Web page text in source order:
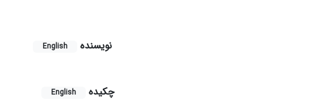
نویسنده English
چکیده
English